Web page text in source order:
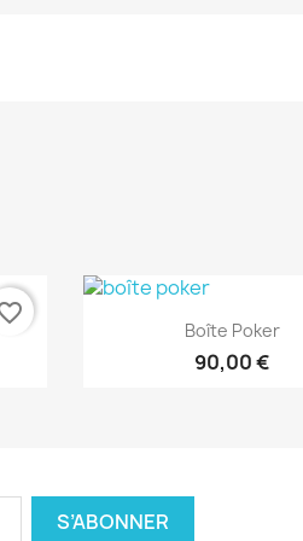
Aperçu rapide
Boîte Poker
90,00 €